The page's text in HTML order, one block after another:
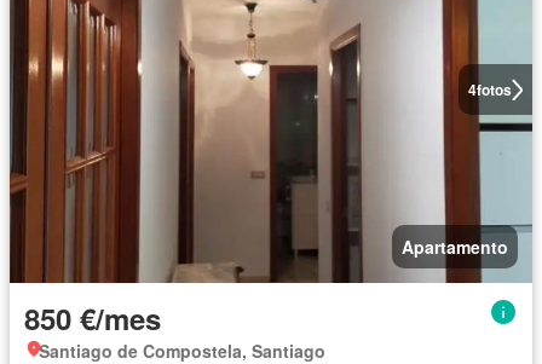
4fotos
Apartamento
850 €/mes
Santiago de Compostela, Santiago